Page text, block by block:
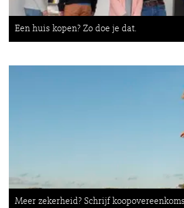
Een huis kopen? Zo doe je dat.
Meer zekerheid? Schrijf